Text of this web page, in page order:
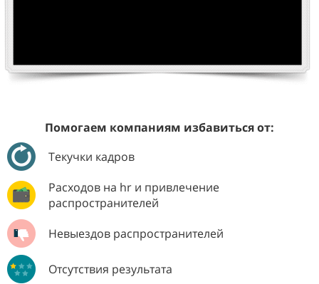
Помогаем компаниям избавиться от:
Текучки кадров
Расходов на hr и привлечение
распространителей
Невыездов распространителей
Отсутствия результата